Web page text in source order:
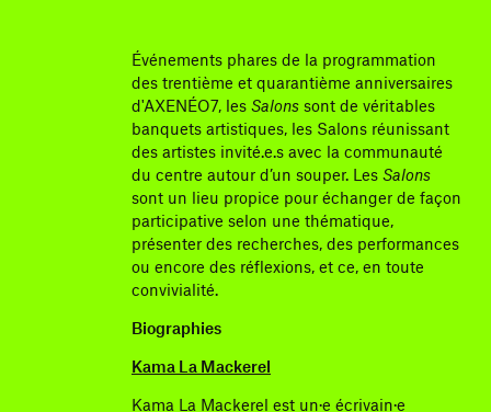
Événements phares de la programmation
des trentième et quarantième anniversaires
d'AXENÉO7, les Salons sont de véritables
banquets artistiques, les Salons réunissant
des artistes invité.e.s avec la communauté
du centre autour d’un souper. Les Salons
sont un lieu propice pour échanger de façon
participative selon une thématique,
présenter des recherches, des performances
ou encore des réflexions, et ce, en toute
convivialité.
Biographies
Kama La Mackerel
Kama La Mackerel est un·e écrivain·e